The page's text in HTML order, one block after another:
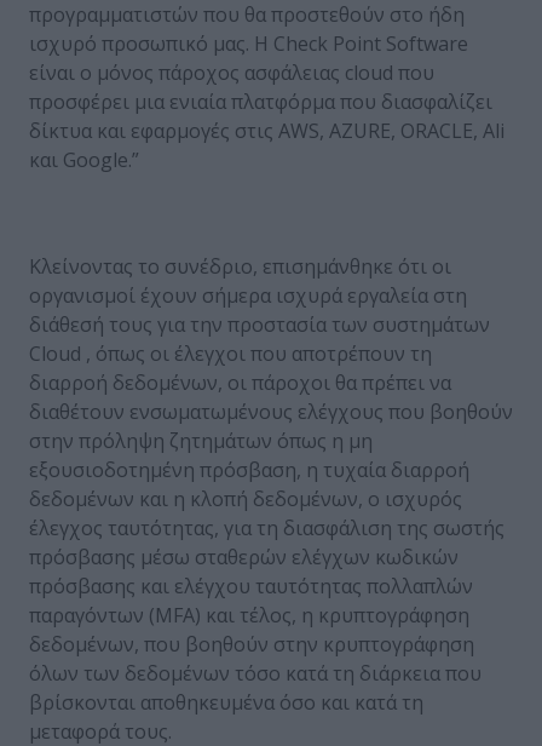
προγραμματιστών που θα προστεθούν στο ήδη
ισχυρό προσωπικό μας. Η Check Point Software
είναι ο μόνος πάροχος ασφάλειας cloud που
προσφέρει μια ενιαία πλατφόρμα που διασφαλίζει
δίκτυα και εφαρμογές στις AWS, AZURE, ORACLE, Ali
και Google.”
Κλείνοντας το συνέδριο, επισημάνθηκε ότι οι
οργανισμοί έχουν σήμερα ισχυρά εργαλεία στη
διάθεσή τους για την προστασία των συστημάτων
Cloud , όπως οι έλεγχοι που αποτρέπουν τη
διαρροή δεδομένων, οι πάροχοι θα πρέπει να
διαθέτουν ενσωματωμένους ελέγχους που βοηθούν
στην πρόληψη ζητημάτων όπως η μη
εξουσιοδοτημένη πρόσβαση, η τυχαία διαρροή
δεδομένων και η κλοπή δεδομένων, ο ισχυρός
έλεγχος ταυτότητας, για τη διασφάλιση της σωστής
πρόσβασης μέσω σταθερών ελέγχων κωδικών
πρόσβασης και ελέγχου ταυτότητας πολλαπλών
παραγόντων (MFA) και τέλος, η κρυπτογράφηση
δεδομένων, που βοηθούν στην κρυπτογράφηση
όλων των δεδομένων τόσο κατά τη διάρκεια που
βρίσκονται αποθηκευμένα όσο και κατά τη
μεταφορά τους.